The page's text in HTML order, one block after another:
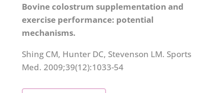
Bovine colostrum supplementation and
exercise performance: potential
mechanisms.
Shing CM, Hunter DC, Stevenson LM. Sports
Med. 2009;39(12):1033-54